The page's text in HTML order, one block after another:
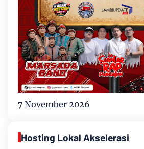
7 November 2026
Hosting Lokal Akselerasi